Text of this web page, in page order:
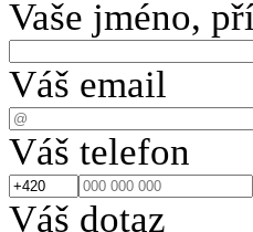
Vaše jméno,
Váš email
Váš telefon
Váš dotaz